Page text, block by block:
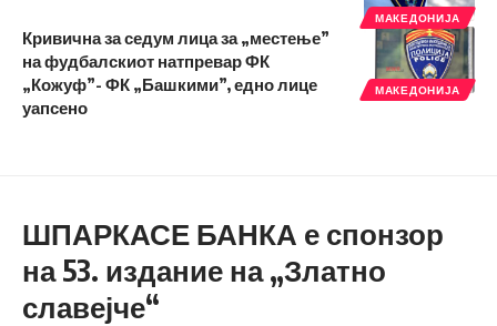
МАКЕДОНИЈА
МАКЕДОНИЈА
Кривична за седум лица за „местење”
на фудбалскиот натпревар ФК
„Кожуф”- ФК „Башкими”, едно лице
уапсено
ШПАРКАСЕ БАНКА е спонзор
на 53. издание на „Златно
славејче“